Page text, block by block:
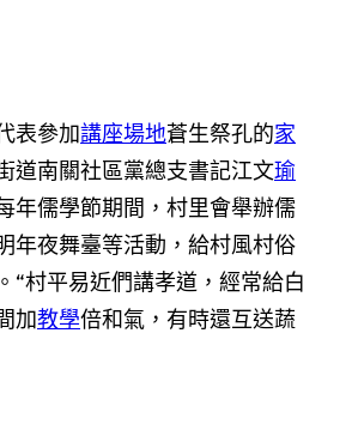
表參加講座場地蒼生祭孔的家
道南關社區黨總支書記江文瑜
年儒學節期間，村里會舉辦儒
年夜舞臺等活動，給村風村俗
“村平易近們講孝道，經常給白
加教學倍和氣，有時還互送蔬